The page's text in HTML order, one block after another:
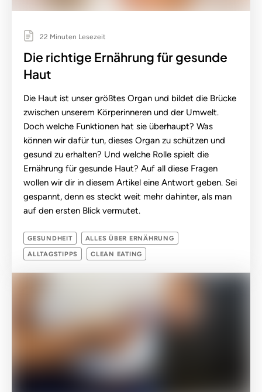
22 Minuten Lesezeit
Die richtige Ernährung für gesunde
Haut
Die Haut ist unser größtes Organ und bildet die Brücke
zwischen unserem Körperinneren und der Umwelt.
Doch welche Funktionen hat sie überhaupt? Was
können wir dafür tun, dieses Organ zu schützen und
gesund zu erhalten? Und welche Rolle spielt die
Ernährung für gesunde Haut? Auf all diese Fragen
wollen wir dir in diesem Artikel eine Antwort geben. Sei
gespannt, denn es steckt weit mehr dahinter, als man
auf den ersten Blick vermutet.
GESUNDHEIT ALLES ÜBER ERNÄHRUNG
ALLTAGSTIPPS CLEAN EATING